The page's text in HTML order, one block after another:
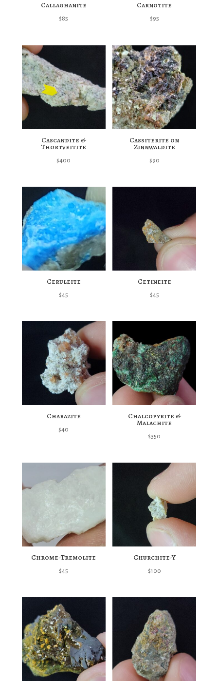
Callaghanite
$85
Carnotite
$95
Cascandite &
Thortveitite
$400
Cassiterite on
Zinnwaldite
$90
Ceruleite
$45
Cetineite
$45
Chabazite
$40
Chalcopyrite &
Malachite
$350
Chrome-Tremolite
$45
Churchite-Y
$100